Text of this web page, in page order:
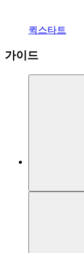
퀵스타트
가이드